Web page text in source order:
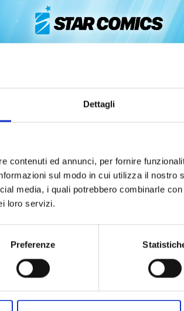
Dettagli
contenuti ed annunci, per fornire
sul modo in cui utilizza il nostro
media, i quali potrebbero combinarle
loro servizi.
Preferenze
BLIGHT OF
JINRUI-